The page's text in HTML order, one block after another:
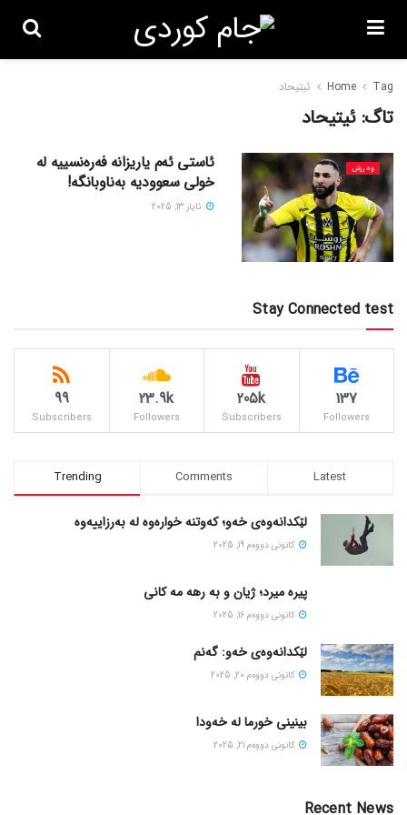
Home Tag ئیتیحاد
تاگ: ئیتیحاد
وەرزش
ئاستی ئەم یاریزانه فەرەنسییه له
خولی سعوودیه بەناوبانگه!
ئایار 13, 2025
Stay Connected test
137
Followers
205k
Subscribers
23.9k
Followers
99
Subscribers
Trending Comments Latest
لێکدانەوەی خەو؛ کەوتنە خوارەوە لە بەرزاییەوە
كانونی دووه‌م 19, 2025
پیره میرد؛ ژیان و به رهه مه کانی
كانونی دووه‌م 16, 2025
لێکدانەوەی خەو: گەنم
كانونی دووه‌م 20, 2025
بینینی خورما لە خەودا
كانونی دووه‌م 21, 2025
Recent News